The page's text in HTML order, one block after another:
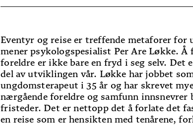
Eventyr og reise er treffende metaforer for
mener psykologspesialist Per Are Løkke. Å
foreldre er ikke bare en fryd i seg selv. Det
del av utviklingen vår. Løkke har jobbet
ungdomsterapeut i 35 år og har skrevet
nærgående foreldre og samfunn innsnevrer
fristeder. Det er nettopp det å forlate det
en reise som er hensikten med tenårene,